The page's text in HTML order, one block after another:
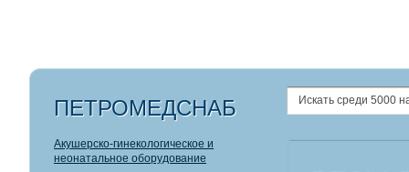
ПЕТРОМЕДСНАБ
Акушерско-гинекологическое и
неонатальное оборудование